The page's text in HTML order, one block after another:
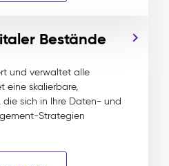
Bestände
und verwaltet alle
eine skalierbare,
die sich in Ihre Daten- und
Strategien